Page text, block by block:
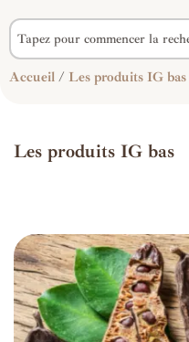
Accueil / Les produits IG bas
Les produits IG bas